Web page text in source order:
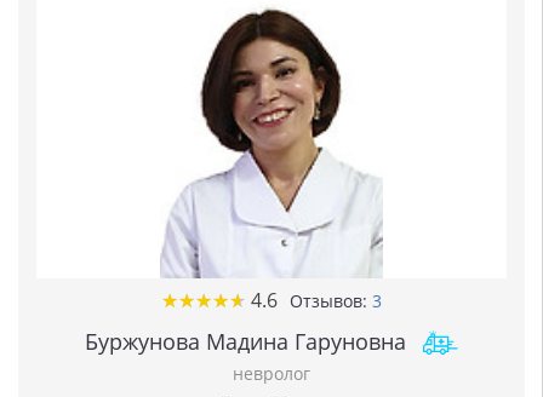
★★★★★
★★★★★ 4.6 Отзывов: 3
Буржунова Мадина Гаруновна
невролог